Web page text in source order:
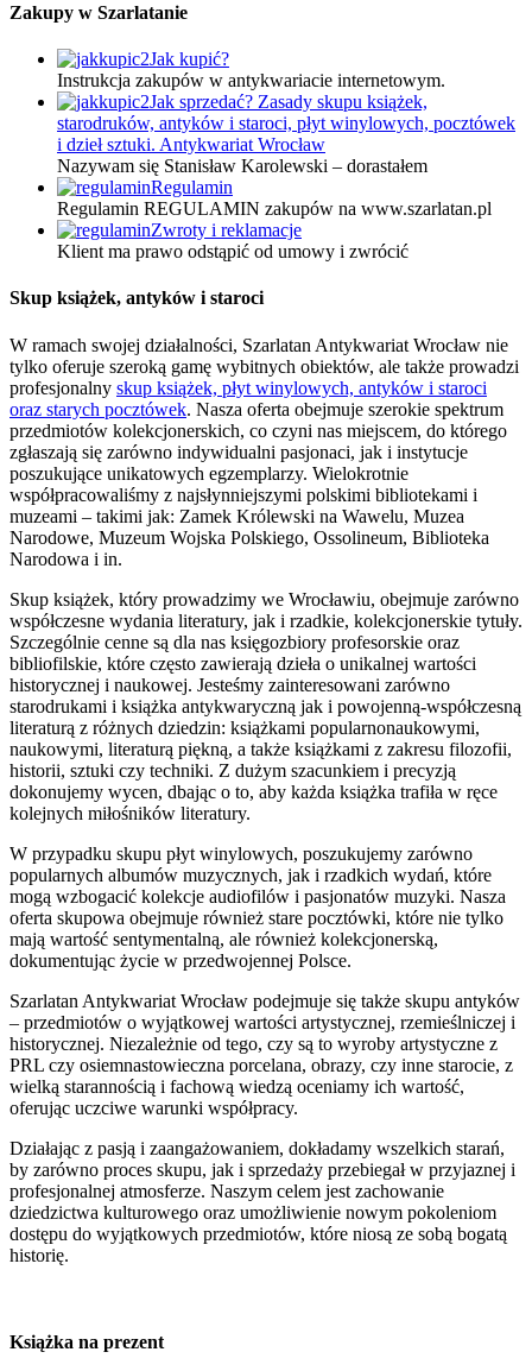
Zakupy w Szarlatanie
Jak kupić?
Instrukcja zakupów w antykwariacie internetowym.
Jak sprzedać? Zasady skupu książek,
starodruków, antyków i staroci, płyt winylowych, pocztówek
i dzieł sztuki. Antykwariat Wrocław
Nazywam się Stanisław Karolewski – dorastałem
Regulamin
Regulamin REGULAMIN zakupów na www.szarlatan.pl
Zwroty i reklamacje
Klient ma prawo odstąpić od umowy i zwrócić
Skup książek, antyków i staroci
W ramach swojej działalności, Szarlatan Antykwariat Wrocław nie
tylko oferuje szeroką gamę wybitnych obiektów, ale także prowadzi
profesjonalny skup książek, płyt winylowych, antyków i staroci
oraz starych pocztówek. Nasza oferta obejmuje szerokie spektrum
przedmiotów kolekcjonerskich, co czyni nas miejscem, do którego
zgłaszają się zarówno indywidualni pasjonaci, jak i instytucje
poszukujące unikatowych egzemplarzy. Wielokrotnie
współpracowaliśmy z najsłynniejszymi polskimi bibliotekami i
muzeami – takimi jak: Zamek Królewski na Wawelu, Muzea
Narodowe, Muzeum Wojska Polskiego, Ossolineum, Biblioteka
Narodowa i in.
Skup książek, który prowadzimy we Wrocławiu, obejmuje zarówno
współczesne wydania literatury, jak i rzadkie, kolekcjonerskie tytuły.
Szczególnie cenne są dla nas księgozbiory profesorskie oraz
bibliofilskie, które często zawierają dzieła o unikalnej wartości
historycznej i naukowej. Jesteśmy zainteresowani zarówno
starodrukami i książka antykwaryczną jak i powojenną-współczesną
literaturą z różnych dziedzin: książkami popularnonaukowymi,
naukowymi, literaturą piękną, a także książkami z zakresu filozofii,
historii, sztuki czy techniki. Z dużym szacunkiem i precyzją
dokonujemy wycen, dbając o to, aby każda książka trafiła w ręce
kolejnych miłośników literatury.
W przypadku skupu płyt winylowych, poszukujemy zarówno
popularnych albumów muzycznych, jak i rzadkich wydań, które
mogą wzbogacić kolekcje audiofilów i pasjonatów muzyki. Nasza
oferta skupowa obejmuje również stare pocztówki, które nie tylko
mają wartość sentymentalną, ale również kolekcjonerską,
dokumentując życie w przedwojennej Polsce.
Szarlatan Antykwariat Wrocław podejmuje się także skupu antyków
– przedmiotów o wyjątkowej wartości artystycznej, rzemieślniczej i
historycznej. Niezależnie od tego, czy są to wyroby artystyczne z
PRL czy osiemnastowieczna porcelana, obrazy, czy inne starocie, z
wielką starannością i fachową wiedzą oceniamy ich wartość,
oferując uczciwe warunki współpracy.
Działając z pasją i zaangażowaniem, dokładamy wszelkich starań,
by zarówno proces skupu, jak i sprzedaży przebiegał w przyjaznej i
profesjonalnej atmosferze. Naszym celem jest zachowanie
dziedzictwa kulturowego oraz umożliwienie nowym pokoleniom
dostępu do wyjątkowych przedmiotów, które niosą ze sobą bogatą
historię.
Książka na prezent